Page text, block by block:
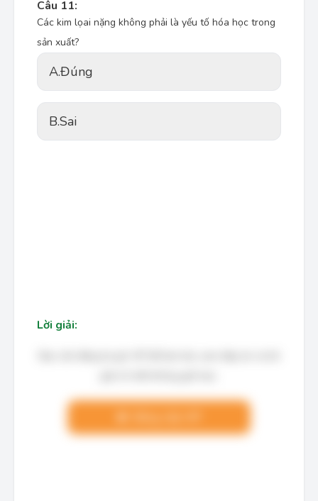
Câu 11:
Các kim lọai nặng không phải là yếu tố hóa học trong
sản xuất?
A.Đúng
B.Sai
Lời giải: